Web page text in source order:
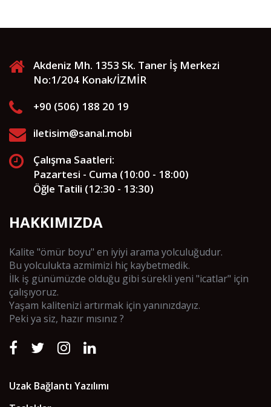
Akdeniz Mh. 1353 Sk. Taner İş Merkezi
No:1/204 Konak/İZMİR
+90 (506) 188 20 19
iletisim@sanal.mobi
Çalışma Saatleri:
Pazartesi - Cuma (10:00 - 18:00)
Öğle Tatili (12:30 - 13:30)
HAKKIMIZDA
Kalite "ömür boyu" en iyiyi arama yolculuğudur.
Bu yolculukta azmimizi hiç kaybetmedik.
İlk iş günümüzde olduğu gibi sürekli yeni "icatlar" için
çalışıyoruz.
Yaşam kalitenizi artırmak için yanınızdayız.
Peki ya siz, hazır mısınız ?
Uzak Bağlantı Yazılımı